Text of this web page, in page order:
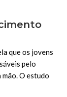
que os jovens
pelo
mão. O estudo